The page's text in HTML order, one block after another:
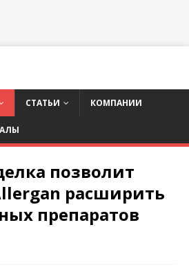
СТАТЬИ КОМПАНИИ
позволит
расширить
препаратов